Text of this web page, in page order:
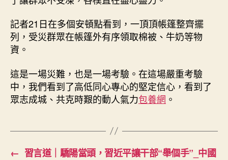
記者21日在多個安頓點看到，一頂頂帳篷整齊擺
列，受災群眾在帳篷外有序領取棉被、牛奶等物
資。
這是一場災難，也是一場考驗。在這場嚴重考驗
中，我們看到了高低同心專心的堅定信心，看到了
眾志成城、共克時艱的動人氣力包養網 。
← 習言道｜驕陽當頭，習近平讓干部“舉個手”_中國